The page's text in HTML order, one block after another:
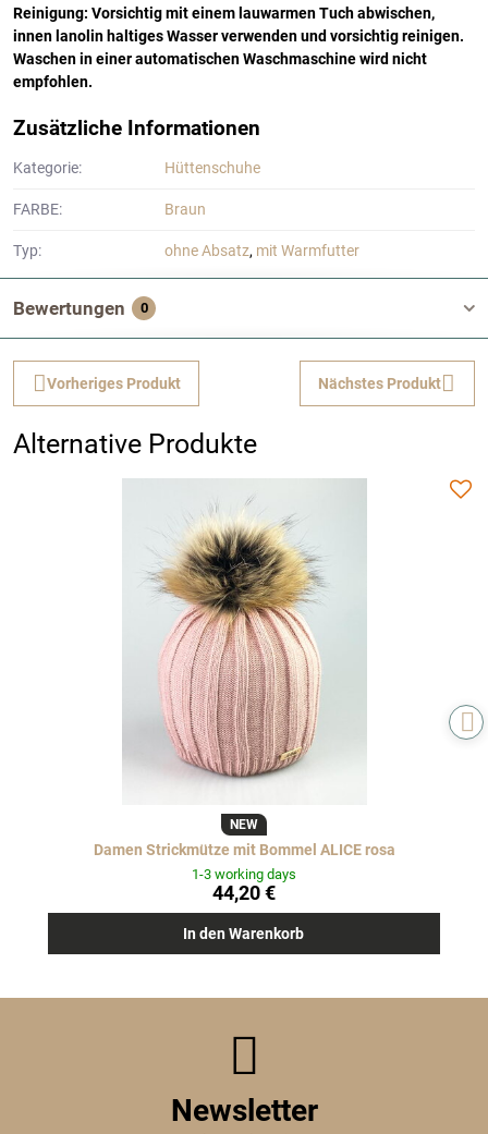
Reinigung: Vorsichtig mit einem lauwarmen Tuch abwischen,
innen lanolin haltiges Wasser verwenden und vorsichtig reinigen.
Waschen in einer automatischen Waschmaschine wird nicht
empfohlen.
Zusätzliche Informationen
Kategorie: Hüttenschuhe
FARBE: Braun
Typ: ohne Absatz, mit Warmfutter
Bewertungen 0
Vorheriges Produkt Nächstes Produkt
Alternative Produkte
NEW
Damen Strickmütze mit Bommel ALICE rosa
1-3 working days
44,20 €
In den Warenkorb
Newsletter